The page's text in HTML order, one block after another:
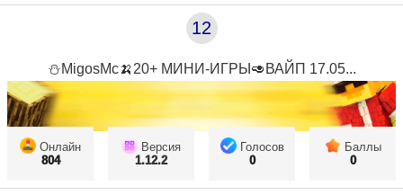
12
⛄MigosMc🍌20+ МИНИ-ИГРЫ🥑ВАЙП 17.05...
Онлайн
804
Версия
1.12.2
Голосов
0
Баллы
0